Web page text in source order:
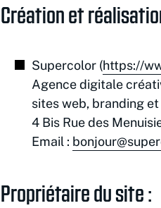
Création et
Supercolor (https://
Agence digitale
sites web, branding
4 Bis Rue des
Email :
Propriétaire du site :